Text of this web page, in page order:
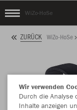
WiZo-HoSe
ZURÜCK WiZo-HoSe
Wir verwenden
Durch die Analyse
Inhalte anzeigen